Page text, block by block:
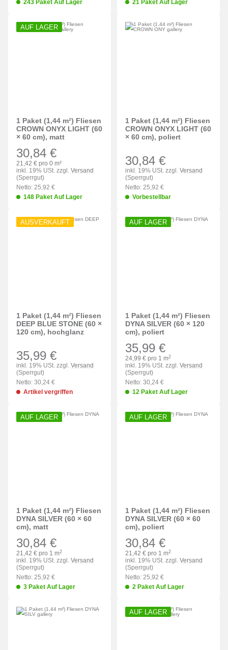
243 Paket Auf Lager 21 Paket Auf Lager
AUF LAGER
1 Paket (1,44 m²) Fliesen
CROWN ONYX LIGHT (60
× 60 cm), matt
30,84 €
21,42 € pro 0 m²
inkl. 19% USt. zzgl. Versand
(Sperrgut)
Netto: 25,92 €
148 Paket Auf Lager
1 Paket (1,44 m²) Fliesen
CROWN ONYX LIGHT (60
× 60 cm), poliert
30,84 €
inkl. 19% USt. zzgl. Versand
(Sperrgut)
Netto: 25,92 €
Vorbestellbar
AUSVERKAUFT
1 Paket (1,44 m²) Fliesen
DEEP BLUE STONE (60 ×
120 cm), hochglanz
35,99 €
inkl. 19% USt. zzgl. Versand
(Sperrgut)
Netto: 30,24 €
Artikel vergriffen
AUF LAGER
1 Paket (1,44 m²) Fliesen
DYNA SILVER (60 × 120
cm), poliert
35,99 €
24,99 € pro 1 m2
inkl. 19% USt. zzgl. Versand
(Sperrgut)
Netto: 30,24 €
12 Paket Auf Lager
AUF LAGER
1 Paket (1,44 m²) Fliesen
DYNA SILVER (60 × 60
cm), matt
30,84 €
21,42 € pro 1 m2
inkl. 19% USt. zzgl. Versand
(Sperrgut)
Netto: 25,92 €
3 Paket Auf Lager
AUF LAGER
1 Paket (1,44 m²) Fliesen
DYNA SILVER (60 × 60
cm), poliert
30,84 €
21,42 € pro 1 m2
inkl. 19% USt. zzgl. Versand
(Sperrgut)
Netto: 25,92 €
2 Paket Auf Lager
AUF LAGER